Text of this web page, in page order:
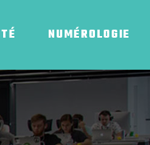
NUMÉROLOGIE